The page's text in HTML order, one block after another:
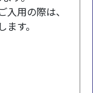
用の際は、
す。